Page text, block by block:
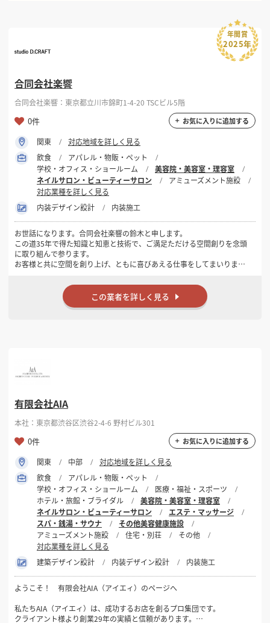
合同会社楽響
合同会社楽響：東京都立川市錦町1-4-20 TSCビル5階
0件 お気に入りに追加する
年間賞
2025年
関東
対応地域を詳しく見る
飲食
アパレル・物販・ペット
学校・オフィス・ショールーム
美容院・美容室・理容室
ネイルサロン・ビューティーサロン
アミューズメント施設
対応業種を詳しく見る
内装デザイン設計
内装施工
お世話になります。合同会社楽響の鈴木と申します。
この道35年で得た知識と知恵と技術で、ご満足ただける空間創りを念頭
に取り組んで参ります。
お客様と共に空間を創り上げ、ともに喜びあえる仕事をしてまいりま
是非、私と共に素晴らしい空間を創り上げましょう。
よろしくお願いいたします。この業者を詳しく見る
有限会社AIA
本社：東京都渋谷区渋谷2-4-6 野村ビル301
0件 お気に入りに追加する
関東 中部
対応地域を詳しく見る
飲食
アパレル・物販・ペット
学校・オフィス・ショールーム
医療・福祉・スポーツ
ホテル・旅館・ブライダル
美容院・美容室・理容室
ネイルサロン・ビューティーサロン
エステ・マッサージ
スパ・銭湯・サウナ
その他美容健康施設
アミューズメント施設
住宅・別荘
その他
対応業種を詳しく見る
建築デザイン設計
内装デザイン設計 内装施工
ようこそ！ 有限会社AIA（アイエィ）のページへ
私たちAIA（アイエィ）は、成功するお店を創るプロ集団です。
クライアント様より創業29年の実績と信頼があります。